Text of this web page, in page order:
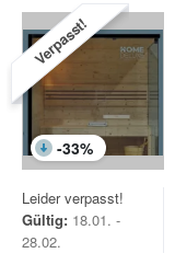
Verpasst!
-33%
Leider verpasst!
Gültig: 18.01. -
28.02.